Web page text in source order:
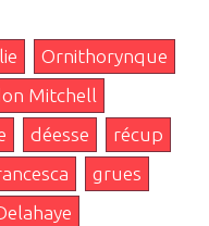
Ornithorynque
Mitchell
déesse
récup
grues